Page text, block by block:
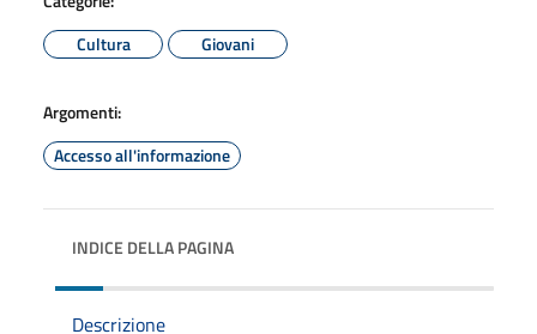
Cultura
Giovani
Argomenti:
Accesso all'informazione
INDICE DELLA PAGINA
Descrizione